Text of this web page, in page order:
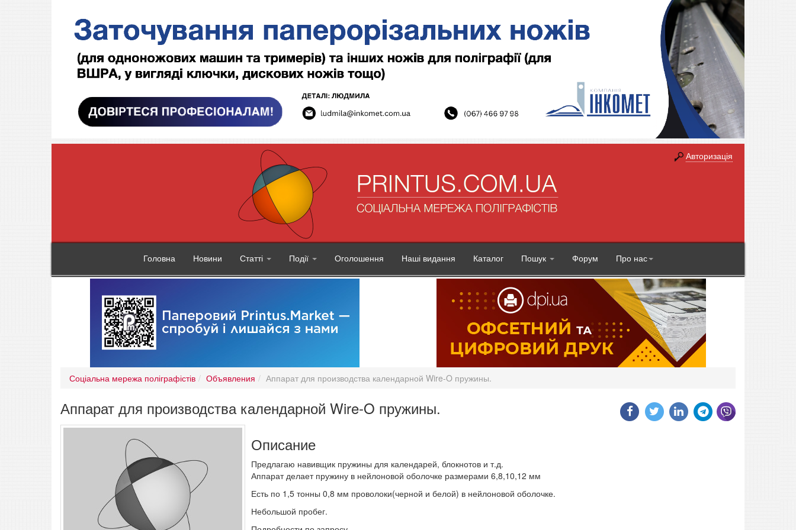
Авторизація
Головна Новини Статті Події Оголошення Наші видання Каталог Пошук Форум Про нас
Соціальна мережа поліграфістів Объявления Аппарат для производства календарной Wire-O пружины.
Аппарат для производства календарной Wire-O пружины.
Описание
Предлагаю навивщик пружины для календарей, блокнотов и т.д.
Аппарат делает пружину в нейлоновой оболочке размерами 6,8,10,12 мм
Есть по 1,5 тонны 0,8 мм проволоки(черной и белой) в нейлоновой оболочке.
Небольшой пробег.